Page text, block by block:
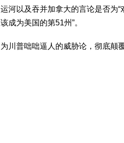
河以及吞并加拿大的言论是否为“
成为美国的第51州”。
川普咄咄逼人的威胁论，彻底颠